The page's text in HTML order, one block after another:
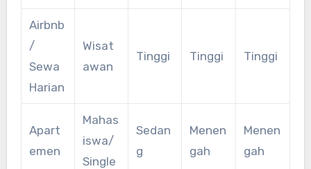
Airbnb
/
Sewa
Harian
Wisat
awan
Tinggi Tinggi Tinggi
Apart
emen
Mahas
iswa/
Single
Sedan
g
Menen
gah
Menen
gah